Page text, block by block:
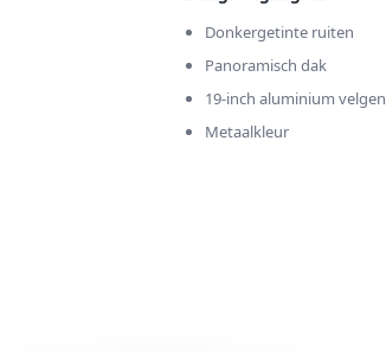
Donkergetinte ruiten
Panoramisch dak
19-inch aluminium velgen
Metaalkleur